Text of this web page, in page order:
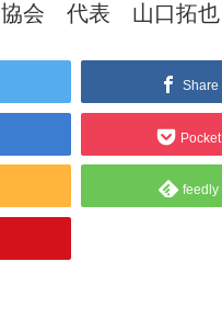
協会 代表 山口拓也
Share
Pocket
feedly